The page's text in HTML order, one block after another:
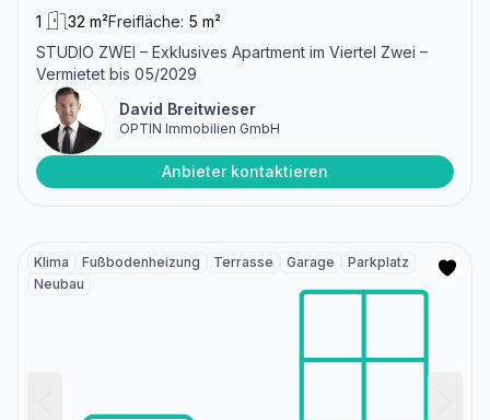
1 32 m²Freifläche: 5 m²
STUDIO ZWEI – Exklusives Apartment im Viertel Zwei –
Vermietet bis 05/2029
David Breitwieser
OPTIN Immobilien GmbH
Anbieter kontaktieren
Klima Fußbodenheizung Terrasse Garage
Parkplatz
Neubau